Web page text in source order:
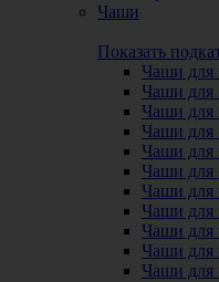
Чаши
Показать
Чаши для
Чаши для
Чаши для
Чаши для
Чаши для
Чаши для
Чаши для
Чаши для
Чаши для
Чаши для
Чаши для